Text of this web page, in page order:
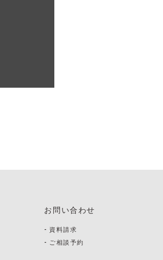
お問い合わせ
資料請求
ご相談予約